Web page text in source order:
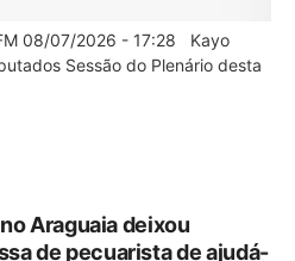
08/07/2026 - 17:28 Kayo
Sessão do Plenário desta
Araguaia deixou
de pecuarista de ajudá-